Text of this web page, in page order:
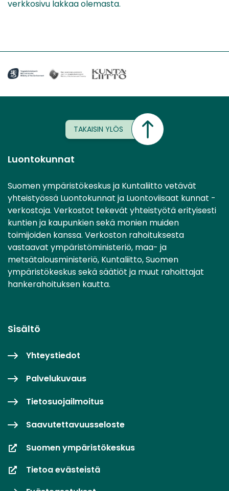
verkkosivu lakkaa olemasta.
TAKAISIN YLÖS
Luontokunnat
Suomen ympäristökeskus ja Kuntaliitto vetävät
yhteistyössä Luontokunnat ja Luontoviisaat kunnat -
verkostoja. Verkostot tekevät yhteistyötä erityisesti
kuntien ja kaupunkien sekä monien muiden
toimijoiden kanssa. Verkoston rahoituksesta
vastaavat ympäristöministeriö, maa- ja
metsätalousministeriö, Kuntaliitto, Suomen
ympäristökeskus sekä säätiöt ja muut rahoittajat
hankerahoituksen kautta.
Sisältö
Yhteystiedot
Palvelukuvaus
Tietosuojailmoitus
Saavutettavuusseloste
Suomen ympäristökeskus
Tietoa evästeistä